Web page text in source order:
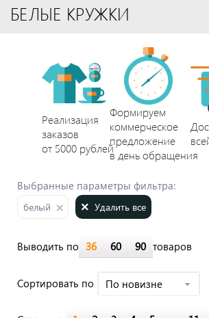
БЕЛЫЕ КРУЖКИ
Реализация
заказов
от 5000 рублей
Формируем
коммерческое
предложение
в день обращения
Выбранные параметры фильтра:
белый Удалить все
Выводить по 36 60 90 товаров
Cортировать по По новизне